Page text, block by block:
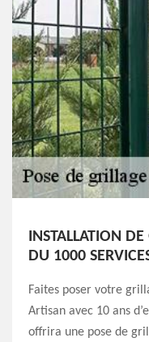
INSTALLATION DE
DU 1000
Faites poser votre
Artisan avec 10 ans
offrira une pose de